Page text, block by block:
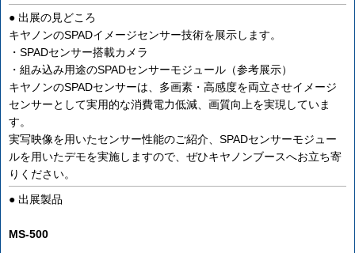
● 出展の見どころ
キヤノンのSPADイメージセンサー技術を展示します。
・SPADセンサー搭載カメラ
・組み込み用途のSPADセンサーモジュール（参考展示）
キヤノンのSPADセンサーは、多画素・高感度を両立させイメージ
センサーとして実用的な消費電力低減、画質向上を実現していま
す。
実写映像を用いたセンサー性能のご紹介、SPADセンサーモジュー
ルを用いたデモを実施しますので、ぜひキヤノンブースへお立ち寄
りください。
● 出展製品
MS-500